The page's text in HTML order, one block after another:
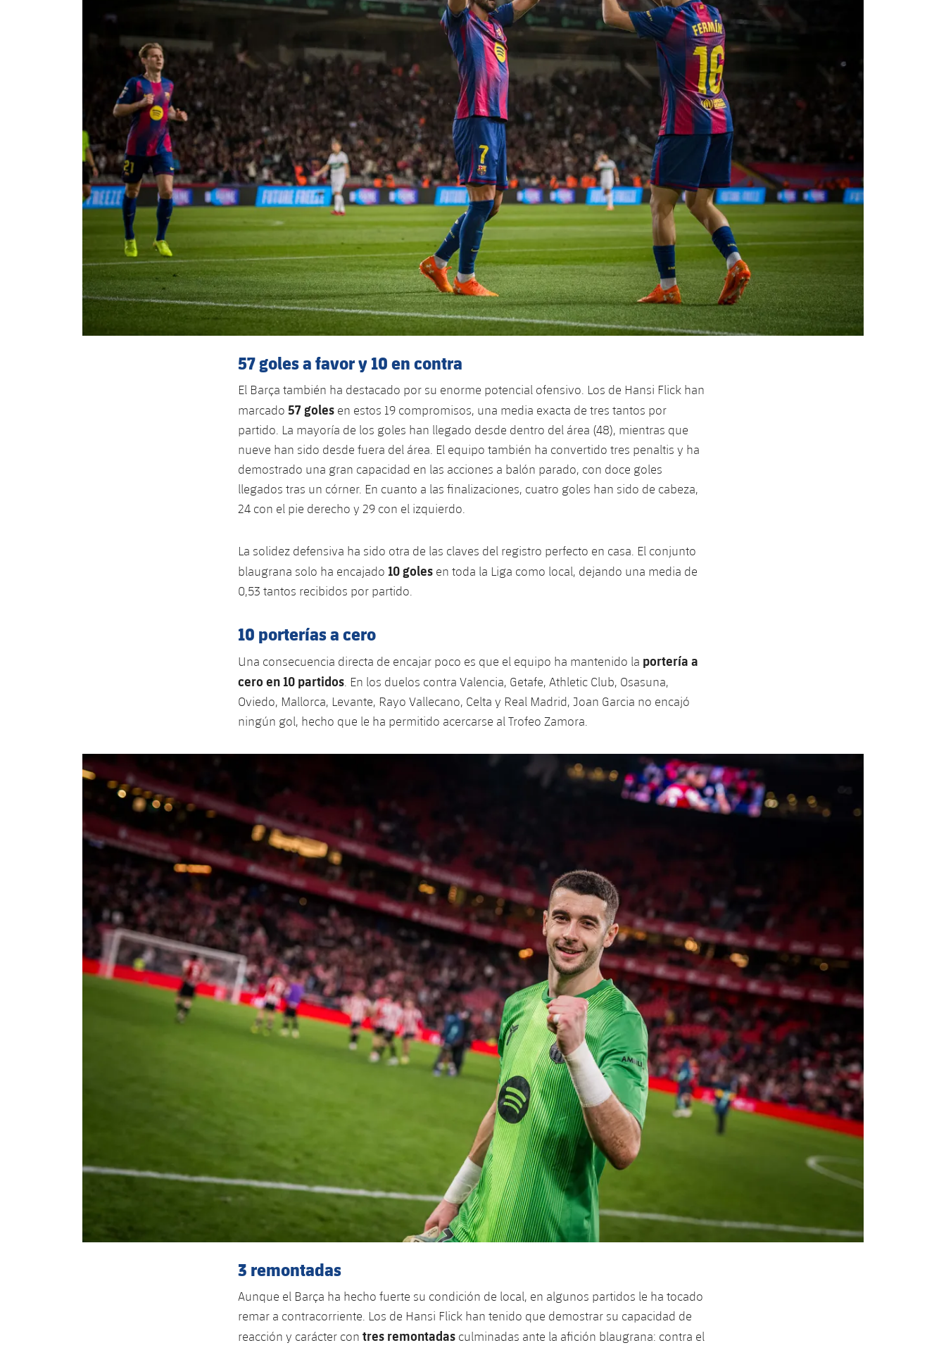
57 goles a favor y 10 en contra
El Barça también ha destacado por su enorme potencial ofensivo. Los de Hansi Flick han
marcado 57 goles en estos 19 compromisos, una media exacta de tres tantos por
partido. La mayoría de los goles han llegado desde dentro del área (48), mientras que
nueve han sido desde fuera del área. El equipo también ha convertido tres penaltis y ha
demostrado una gran capacidad en las acciones a balón parado, con doce goles
llegados tras un córner. En cuanto a las finalizaciones, cuatro goles han sido de cabeza,
24 con el pie derecho y 29 con el izquierdo.
La solidez defensiva ha sido otra de las claves del registro perfecto en casa. El conjunto
blaugrana solo ha encajado 10 goles en toda la Liga como local, dejando una media de
0,53 tantos recibidos por partido.
10 porterías a cero
Una consecuencia directa de encajar poco es que el equipo ha mantenido la portería a
cero en 10 partidos . En los duelos contra Valencia, Getafe, Athletic Club, Osasuna,
Oviedo, Mallorca, Levante, Rayo Vallecano, Celta y Real Madrid, Joan Garcia no encajó
ningún gol, hecho que le ha permitido acercarse al Trofeo Zamora.
3 remontadas
Aunque el Barça ha hecho fuerte su condición de local, en algunos partidos le ha tocado
remar a contracorriente. Los de Hansi Flick han tenido que demostrar su capacidad de
reacción y carácter con tres remontadas culminadas ante la afición blaugrana: contra el